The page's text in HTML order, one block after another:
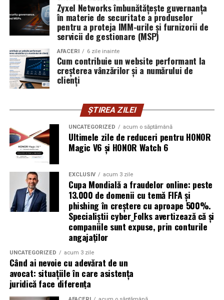
furnizor de hosting nu poate opri un utilizator să își
introducă parola pe o pagină clonată. În acel moment,
vigilența utilizatorului rămâne prima linie de apărare”,
explică Horațiu Șimon, Chief Technology Officer
cyber_Folks România.
Subiectul a fost semnalat și de FBI, care a inclus în
informările din ultima lună amenințările asociate
operațiuni de dezinformare.
Avertismentele publice s-au concentrat în principal
asupra fanilor și infrastructurii orașelor gazdă, însă
specialiștii atrag atenția că firmele pot fi afectate
inclusiv atunci când nu au nicio legătură directă cu
industria sportului, turismului sau vânzarea de bilete.
Atacurile sunt mai eficiente în contextul
evenimentelor globale
Campaniile de phishing asociate evenimentelor
importante profită de interesul public ridicat, de
presiunea timpului și de teama utilizatorilor că ar putea
pierde o ofertă sau o oportunitate. Mesajele care anunță
ultimele bilete disponibile, acces limitat la o transmisie
sau câștigarea unui premiu pot determina utilizatorii să
Zyxel Networks îmbunătățește guvernanța
în materie de securitate a produselor
pentru a proteja IMM-urile și furnizorii de
servicii de gestionare (MSP)
AFACERI 6 zile inainte
Cum contribuie un website performant la
creșterea vânzărilor și a numărului de
clienți
ȘTIREA ZILEI
UNCATEGORIZED acum o săptămână
Ultimele zile de reduceri pentru HONOR
Magic V6 și HONOR Watch 6
EXCLUSIV acum 3 zile
Cupa Mondială a fraudelor online: peste
13.000 de domenii cu temă FIFA și
phishing în creștere cu aproape 500%.
Specialiștii cyber_Folks avertizează că și
companiile sunt expuse, prin conturile
angajaților
UNCATEGORIZED acum 3 zile
Când ai nevoie cu adevărat de un
avocat: situațiile în care asistența
juridică face diferența